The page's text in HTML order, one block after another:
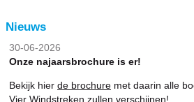
Nieuws
30-06-2026
Onze najaarsbrochure is er!
Bekijk hier de brochure met daarin alle
Vier Windstreken zullen verschijnen!